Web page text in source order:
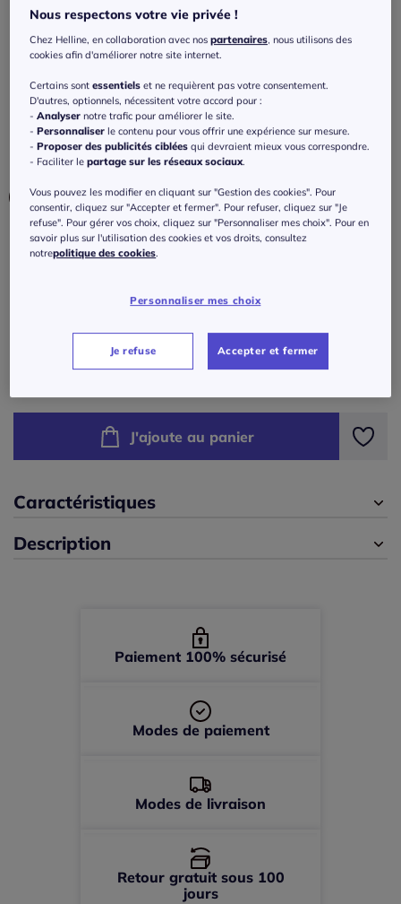
Sweatshirts avec mancherons
décontractés et encolure ronde
Couleur :fuchsia
Choisir une couleur :
Veuillez sélectionner une taille
En stock
38 -En stock
En stock
42 -En stock
44 -En stock
J'ajoute au panier
Caractéristiques
Description
Paiement 100% sécurisé
Modes de paiement
Modes de livraison
Retour gratuit sous 100
jours
Nous respectons votre vie privée !
Chez Helline, en collaboration avec nospartenaires , nous utilisons des
cookies afin d'améliorer notre site internet.
Certains sontessentiels et ne requièrent pas votre consentement.
D'autres, optionnels, nécessitent votre accord pour :
-Analyser notre trafic pour améliorer le site.
-Personnaliser le contenu pour vous offrir une expérience sur mesure.
-Proposer des publicités ciblées qui devraient mieux vous correspondre.
- Faciliter lepartage sur les réseaux sociaux
Vous pouvez les modifier en cliquant sur "Gestion des cookies". Pour
consentir, cliquez sur "Accepter et fermer". Pour refuser, cliquez sur "Je
refuse". Pour gérer vos choix, cliquez sur "Personnaliser mes choix". Pour en
savoir plus sur l'utilisation des cookies et vos droits, consultez
notrepolitique des cookies
Personnaliser mes choix
Je refuse Accepter et fermer